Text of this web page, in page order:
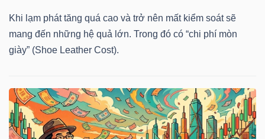
Khi lạm phát tăng quá cao và trở nên mất kiểm soát sẽ
mang đến những hệ quả lớn. Trong đó có “chi phí mòn
giày” (Shoe Leather Cost).
TÀI
HÀNG
HÓA